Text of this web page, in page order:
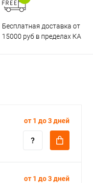
Бесплатная доставка от
15000 руб в пределах КАД
от 1 до 3 дней
от 1 до 3 дней